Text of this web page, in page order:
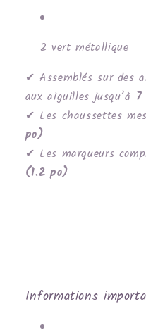
2 vert métallique
✔ Assemblés sur des
aux aiguilles jusqu’à
✔ Les chaussettes
po)
✔ Les marqueurs
(1.2 po)
Informations